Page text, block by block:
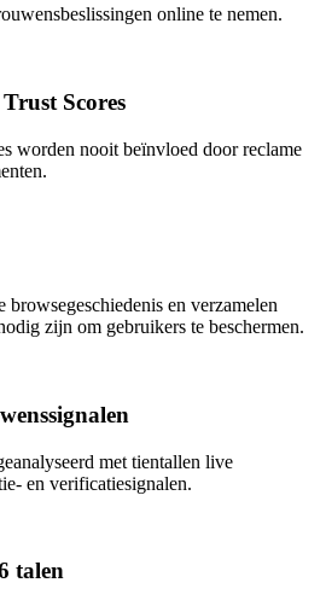
online te nemen.
Scores
worden nooit beïnvloed door reclame
browsegeschiedenis en verzamelen
zijn om gebruikers te beschermen.
met tientallen live
en verificatiesignalen.
talen